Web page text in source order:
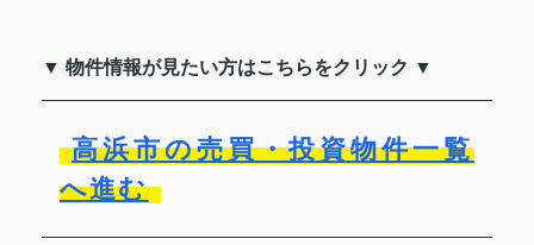
▼ 物件情報が見たい方はこちらをクリック ▼
高浜市の売買・投資物件一覧
へ進む